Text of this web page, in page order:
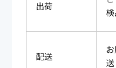
出荷
配送